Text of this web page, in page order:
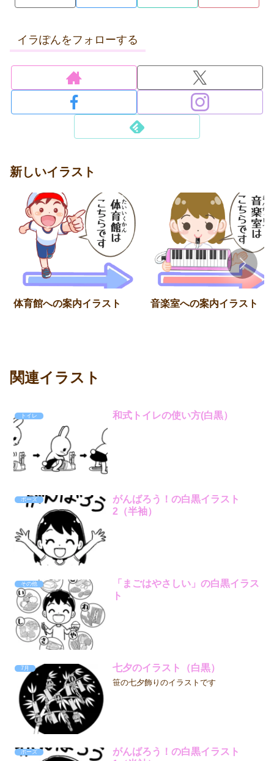
イラぽんをフォローする
新しいイラスト
体育館への案内イラスト 音楽室への案内イラスト
関連イラスト
トイレ 和式トイレの使い方(白黒）
ポーズ
がんばろう！の白黒イラスト
2（半袖）
その他
「まごはやさしい」の白黒イラス
ト
7月 七夕のイラスト（白黒）
笹の七夕飾りのイラストです
ポーズ
がんばろう！の白黒イラスト